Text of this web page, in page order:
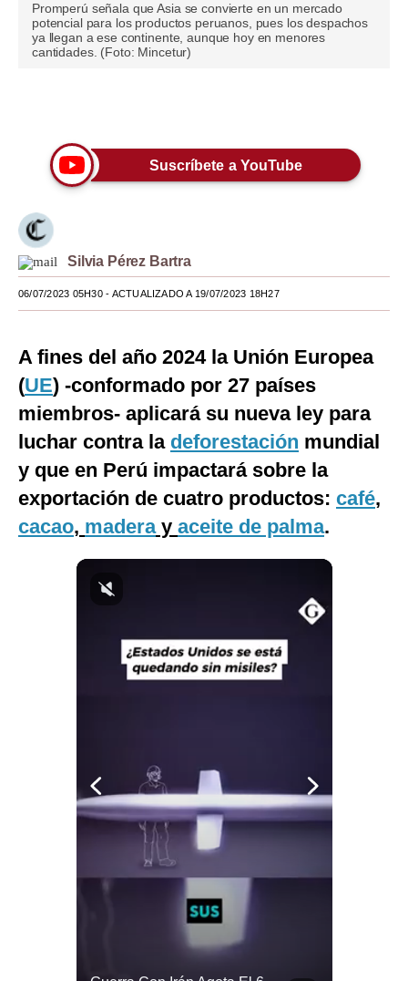
Blogs
Tendencias
Moda
Estilos
Mundo
EEUU
México
Internacional
Tecnología
Club del Suscriptor
Mix
G de Gestión
Notas Contratadas
Promperú señala que Asia se convierte en un mercado
potencial para los productos peruanos, pues los despachos
ya llegan a ese continente, aunque hoy en menores
cantidades. (Foto: Mincetur)
Suscríbete a YouTube
Silvia Pérez Bartra
06/07/2023 05H30- ACTUALIZADO A 19/07/2023 18H27
A fines del año 2024 la Unión Europea
(UE) -conformado por 27 países
miembros- aplicará su nueva ley para
luchar contra la deforestación mundial
y que en Perú impactará sobre la
exportación de cuatro productos: café,
cacao, maderay aceite de palma.